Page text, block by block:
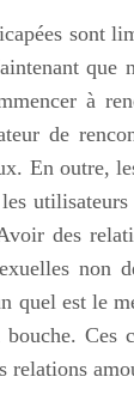
sont
que
à
de
En outre,
des
non
quel est le
Ces
relations